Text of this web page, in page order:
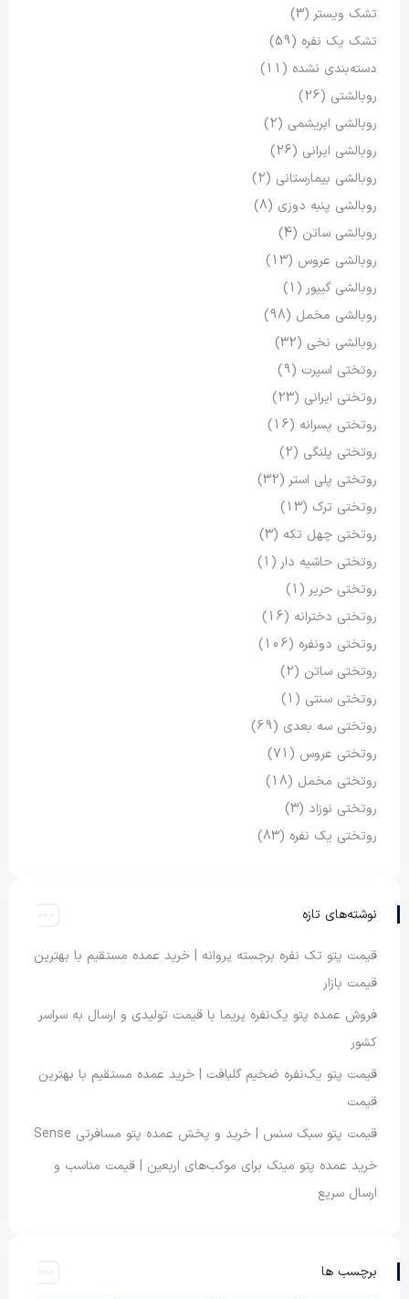
تشک ویستر(3)
تشک یک نفره (59)
دسته‌بندی نشده (11)
روبالشتی (26)
روبالشی ابریشمی (2)
روبالشی ایرانی (26)
روبالشی بیمارستانی (2)
روبالشی پنبه دوزی (8)
روبالشی ساتن (4)
روبالشی عروس (13)
روبالشی گیپور(1)
روبالشی مخمل (98)
روبالشی نخی (32)
روتختی اسپرت (9)
روتختی ایرانی (23)
روتختی پسرانه (16)
روتختی پلنگی (2)
روتختی پلی استر(32)
روتختی ترک (13)
روتختی چهل تکه (3)
روتختی حاشیه دار(1)
روتختی حریر(1)
روتختی دخترانه (16)
روتختی دونفره (106)
روتختی ساتن (2)
روتختی سنتی (1)
روتختی سه بعدی (69)
روتختی عروس (71)
روتختی مخمل (18)
روتختی نوزاد (3)
روتختی یک نفره (83)
نوشته‌های تازه
قیمت پتو تک نفره برجسته پروانه | خرید عمده مستقیم با بهترین
قیمت بازار
فروش عمده پتو یک‌نفره پریما با قیمت تولیدی و ارسال به سراسر
کشور
قیمت پتو یک‌نفره ضخیم گلبافت | خرید عمده مستقیم با بهترین
قیمت
قیمت پتو سبک سنس | خرید و پخش عمده پتو مسافرتی Sense
خرید عمده پتو مینک برای موکب‌های اربعین | قیمت مناسب و
ارسال سریع
برچسب ها